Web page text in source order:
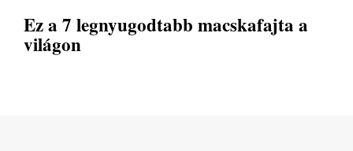
Ez a 7 legnyugodtabb macskafajta a
világon